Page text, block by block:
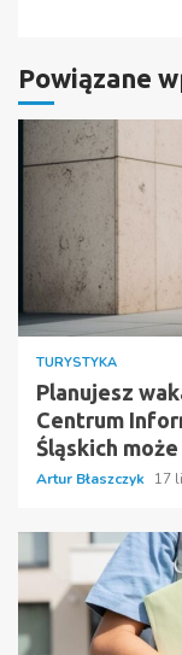
Powiązane
TURYSTYKA
Planujesz
Centrum
Śląskich
Artur Błaszczyk 17